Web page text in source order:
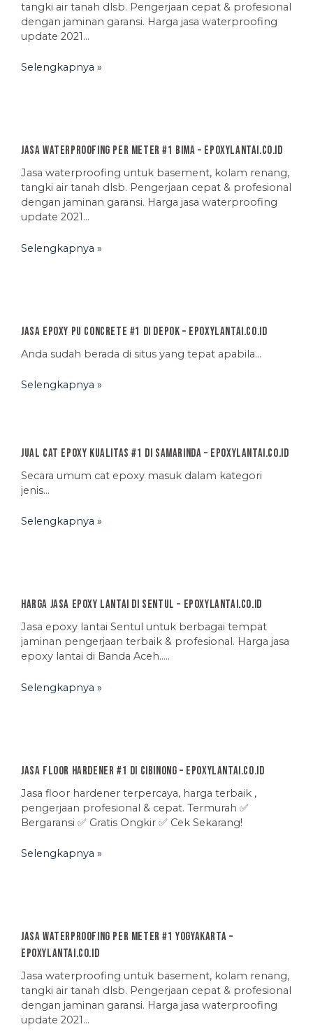
tangki air tanah dlsb. Pengerjaan cepat & profesional
dengan jaminan garansi. Harga jasa waterproofing
update 2021…
Selengkapnya »
Jasa Waterproofing Per Meter #1 Bima – EpoxyLantai.co.id
Jasa waterproofing untuk basement, kolam renang,
tangki air tanah dlsb. Pengerjaan cepat & profesional
dengan jaminan garansi. Harga jasa waterproofing
update 2021…
Selengkapnya »
Jasa Epoxy PU Concrete #1 di Depok – EpoxyLantai.co.id
Anda sudah berada di situs yang tepat apabila…
Selengkapnya »
Jual Cat Epoxy Kualitas #1 di Samarinda – EpoxyLantai.co.id
Secara umum cat epoxy masuk dalam kategori
jenis…
Selengkapnya »
Harga Jasa Epoxy Lantai di Sentul – EpoxyLantai.co.id
Jasa epoxy lantai Sentul untuk berbagai tempat
jaminan pengerjaan terbaik & profesional. Harga jasa
epoxy lantai di Banda Aceh…..
Selengkapnya »
Jasa Floor Hardener #1 di Cibinong – EpoxyLantai.co.id
Jasa floor hardener terpercaya, harga terbaik ,
pengerjaan profesional & cepat. Termurah ✅
Bergaransi ✅ Gratis Ongkir ✅ Cek Sekarang!
Selengkapnya »
Jasa Waterproofing Per Meter #1 Yogyakarta –
EpoxyLantai.co.id
Jasa waterproofing untuk basement, kolam renang,
tangki air tanah dlsb. Pengerjaan cepat & profesional
dengan jaminan garansi. Harga jasa waterproofing
update 2021…